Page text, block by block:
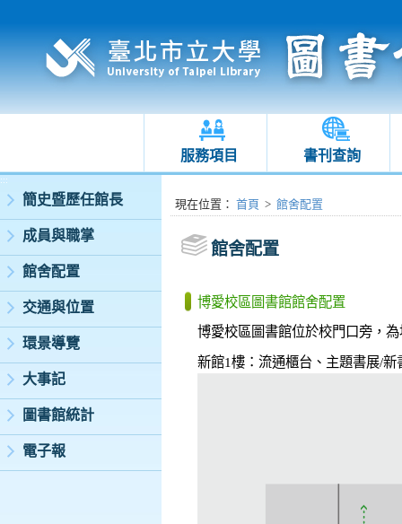
服務項目 書刊查詢
:::
簡史暨歷任館長
成員與職掌
館舍配置
交通與位置
環景導覽
大事記
圖書館統計
電子報
:::現在位置 ： 首頁 > 館舍配置
館舍配置
博愛校區圖書館館舍配置
博愛校區圖書館位於校門口旁，
新館1樓：流通櫃台、主題書展/